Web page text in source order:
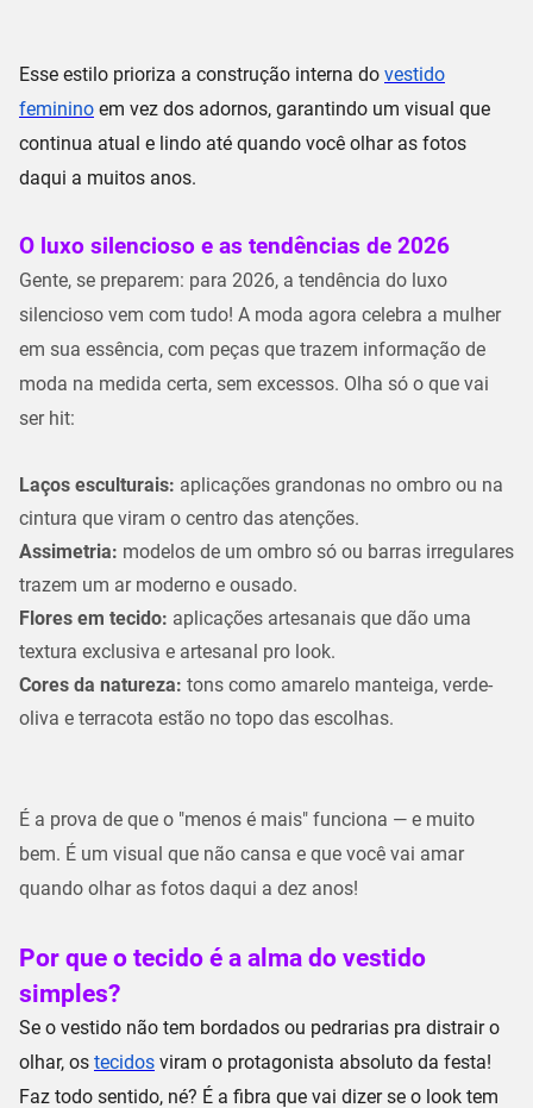
Esse estilo prioriza a construção interna do vestido
feminino em vez dos adornos, garantindo um visual que
continua atual e lindo até quando você olhar as fotos
daqui a muitos anos.
O luxo silencioso e as tendências de 2026
Gente, se preparem: para 2026, a tendência do luxo
silencioso vem com tudo! A moda agora celebra a mulher
em sua essência, com peças que trazem informação de
moda na medida certa, sem excessos. Olha só o que vai
ser hit:
Laços esculturais: aplicações grandonas no ombro ou na
cintura que viram o centro das atenções.
Assimetria: modelos de um ombro só ou barras irregulares
trazem um ar moderno e ousado.
Flores em tecido: aplicações artesanais que dão uma
textura exclusiva e artesanal pro look.
Cores da natureza: tons como amarelo manteiga, verde-
oliva e terracota estão no topo das escolhas.
É a prova de que o "menos é mais" funciona — e muito
bem. É um visual que não cansa e que você vai amar
quando olhar as fotos daqui a dez anos!
Por que o tecido é a alma do vestido
simples?
Se o vestido não tem bordados ou pedrarias pra distrair o
olhar, os tecidos viram o protagonista absoluto da festa!
Faz todo sentido, né? É a fibra que vai dizer se o look tem